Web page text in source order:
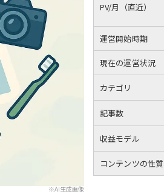
※AI生成画像
PV/月（直近）
運営開始時期
現在の運営状況
カテゴリ
記事数
収益モデル
コンテンツの性質